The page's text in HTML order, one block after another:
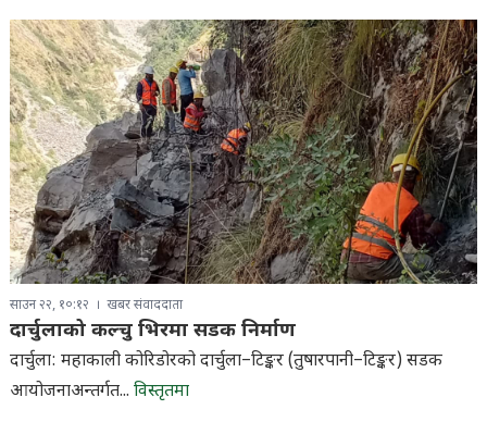
साउन २२, १०:१२ खबर संवाददाता
दार्चुलाको कल्चु भिरमा सडक निर्माण
दार्चुला: महाकाली कोरिडोरको दार्चुला–टिङ्कर (तुषारपानी–टिङ्कर) सडक
आयोजनाअन्तर्गत... विस्तृतमा